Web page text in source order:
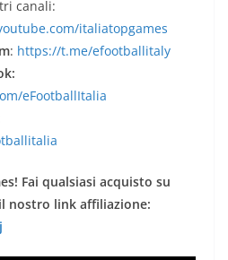
canali:
italiatopgames
: https://t.me/efootballitaly
eFootballItalia
Fai qualsiasi acquisto su
nostro link affiliazione: